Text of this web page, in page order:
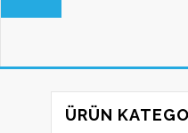
ÜRÜN